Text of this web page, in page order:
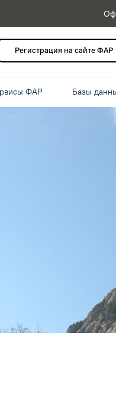
Регистрация на сайте ФАР
ФАР Базы